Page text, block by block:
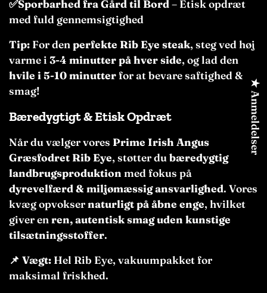
✅Sporbarhed fra Gård til Bord – Etisk opdræt
med fuld gennemsigtighed
Tip: For den perfekte Rib Eye steak, steg ved høj
varme i 3-4 minutter på hver side, og lad den
hvile i 5-10 minutterfor at bevare saftighed &
smag!
Bæredygtigt & Etisk Opdræt
Når du vælger vores Prime Irish Angus
Græsfodret Rib Eye, støtter du bæredygtig
landbrugsproduktion med fokus på
dyrevelfærd & miljømæssig ansvarlighed. Vores
kvæg opvoksernaturligt på åbne enge, hvilket
giver en ren, autentisk smag uden kunstige
tilsætningsstoffer.
📌 Vægt: Hel Rib Eye, vakuumpakket for
maksimal friskhed.
★ Anmeldelser